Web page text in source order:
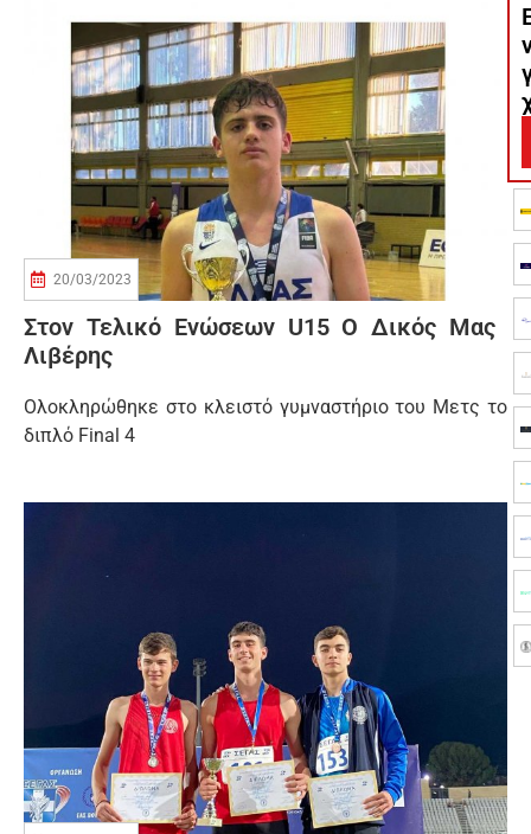
20/03/2023
Στον Τελικό Ενώσεων U15 Ο Δικός Μας
Λιβέρης
Ολοκληρώθηκε στο κλειστό γυμναστήριο του Μετς το
διπλό Final 4